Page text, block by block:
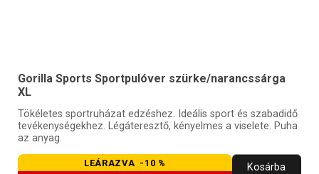
Gorilla Sports Sportpulóver szürke/narancssárga
XL
Tökéletes sportruházat edzéshez. Ideális sport és szabadidő
tevékenységekhez. Légáteresztő, kényelmes a viselete. Puha
az anyag.
LEÁRAZVA -10 % Kosárba